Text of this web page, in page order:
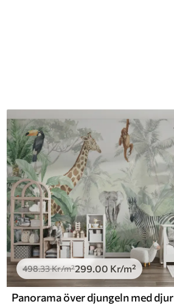
498.33Kr/m²299 .00 Kr/m²
Panorama över djungeln med djur